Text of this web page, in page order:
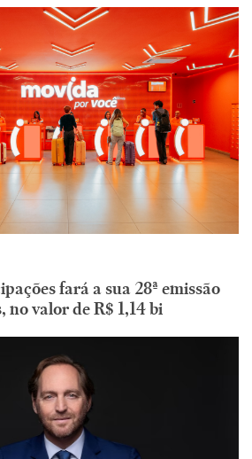
fará a sua 28ª emissão
no valor de R$ 1,14 bi